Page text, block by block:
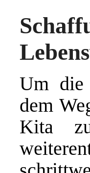
Um die
dem
Kita